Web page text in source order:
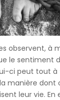
observent, à
le sentiment
ci peut tout
manière dont
leur vie. En